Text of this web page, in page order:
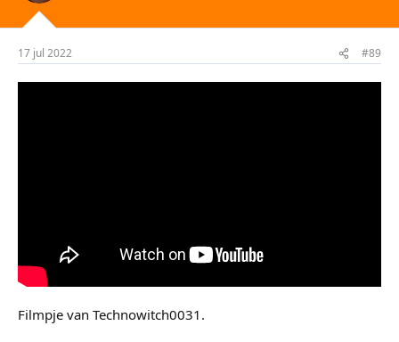
17 jul 2022 #89
Filmpje van Technowitch0031.